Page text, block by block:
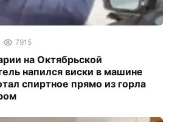
7915
на Октябрьской
напился виски в машине
спиртное прямо из горла